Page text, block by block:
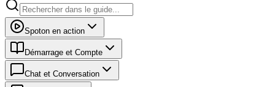
Spoton en action
Démarrage et Compte
Chat et Conversation